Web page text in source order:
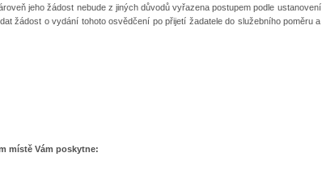
jeho žádost nebude z jiných důvodů vyřazena postupem podle ustanovení
žádost o vydání tohoto osvědčení po přijetí žadatele do služebního poměru a
místě Vám poskytne: